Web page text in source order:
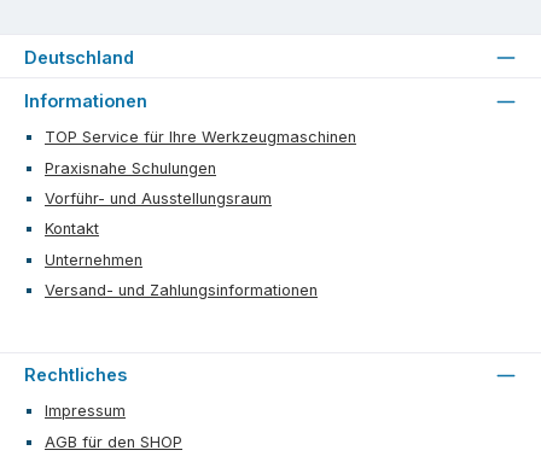
Informationen
TOP Service für Ihre Werkzeugmaschinen
Praxisnahe Schulungen
Vorführ- und Ausstellungsraum
Kontakt
Unternehmen
Versand- und Zahlungsinformationen
Rechtliches
Impressum
AGB für den SHOP
Deutschland